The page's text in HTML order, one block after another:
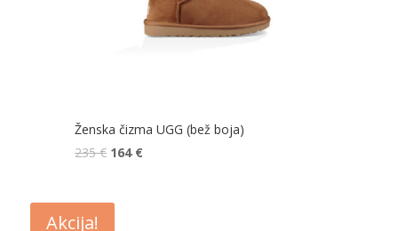
Ženska čizma UGG (bež boja)
235€ 164 €
Akcija!